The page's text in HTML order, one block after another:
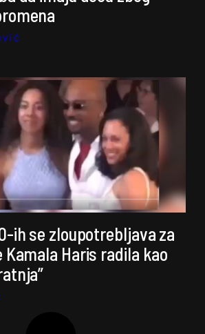
ih se zloupotrebljava za
Haris radila kao